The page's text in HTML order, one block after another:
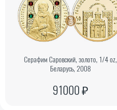
Серафим Саровский, золото, 1/4 oz,
Беларусь, 2008
91000 ₽